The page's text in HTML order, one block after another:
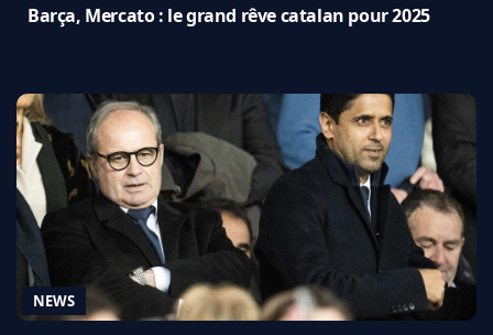
Barça, Mercato : le grand rêve catalan pour 2025
NEWS